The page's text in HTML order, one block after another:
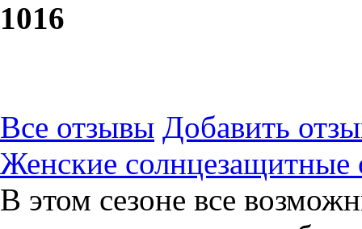
1016
Все отзывы Добавить
Женские
В этом сезоне все